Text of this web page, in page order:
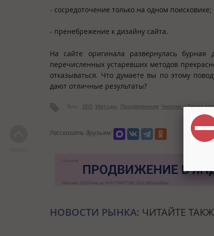
- сосредоточение только на одном поисковике;
- пренебрежение к дизайну сайта.
На сайте оригинала развернулась
перечисленных устаревших методов
отказываться. Что думаете вы по этому
дают отличные результаты?
Теги: SEO Методы Продвижение Черная и белая
Рассказать друзьям:
НОВОСТИ РЫНКА: ЧИТАЙТЕ